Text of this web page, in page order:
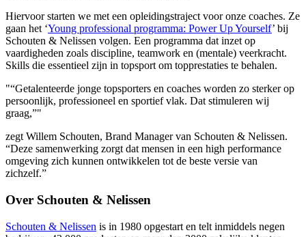
Hiervoor starten we met een opleidingstraject voor onze coaches. Ze
gaan het ‘Young professional programma: Power Up Yourself’ bij
Schouten & Nelissen volgen. Een programma dat inzet op
vaardigheden zoals discipline, teamwork en (mentale) veerkracht.
Skills die essentieel zijn in topsport om topprestaties te behalen.
"“Getalenteerde jonge topsporters en coaches worden zo sterker op
persoonlijk, professioneel en sportief vlak. Dat stimuleren wij
graag,”"
zegt Willem Schouten, Brand Manager van Schouten & Nelissen.
“Deze samenwerking zorgt dat mensen in een high performance
omgeving zich kunnen ontwikkelen tot de beste versie van
zichzelf.”
Over Schouten & Nelissen
Schouten & Nelissen is in 1980 opgestart en telt inmiddels negen